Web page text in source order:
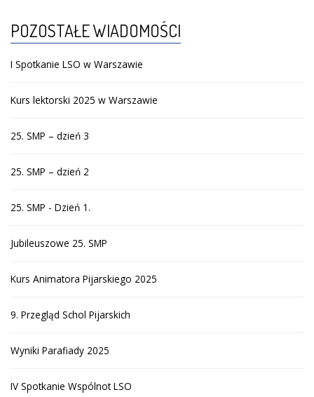
POZOSTAŁE WIADOMOŚCI
I Spotkanie LSO w Warszawie
Kurs lektorski 2025 w Warszawie
25. SMP – dzień 3
25. SMP – dzień 2
25. SMP - Dzień 1.
Jubileuszowe 25. SMP
Kurs Animatora Pijarskiego 2025
9. Przegląd Schol Pijarskich
Wyniki Parafiady 2025
IV Spotkanie Wspólnot LSO